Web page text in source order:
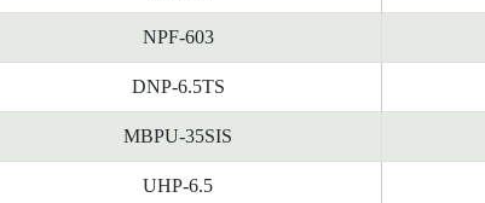
NPF-603
DNP-6.5TS
MBPU-35SIS
UHP-6.5